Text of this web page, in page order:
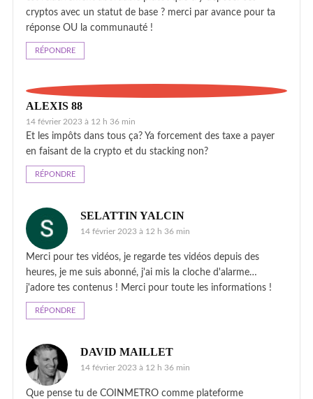
cryptos avec un statut de base ? merci par avance pour ta
réponse OU la communauté !
RÉPONDRE
ALEXIS 88
14 février 2023 à 12 h 36 min
Et les impôts dans tous ça? Ya forcement des taxe a payer
en faisant de la crypto et du stacking non?
RÉPONDRE
SELATTIN YALCIN
14 février 2023 à 12 h 36 min
Merci pour tes vidéos, je regarde tes vidéos depuis des
heures, je me suis abonné, j'ai mis la cloche d'alarme…
j'adore tes contenus ! Merci pour toute les informations !
RÉPONDRE
DAVID MAILLET
14 février 2023 à 12 h 36 min
Que pense tu de COINMETRO comme plateforme